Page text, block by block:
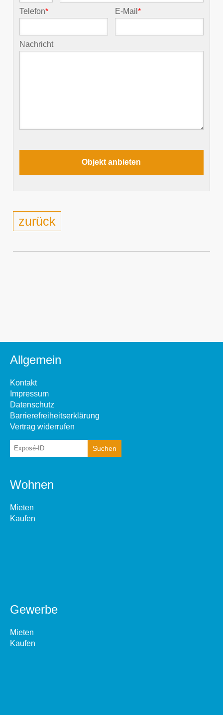
Telefon* E-Mail*
Nachricht
zurück
Allgemein
Kontakt
Impressum
Datenschutz
Barrierefreiheitserklärung
Vertrag widerrufen
Wohnen
Mieten
Kaufen
Gewerbe
Mieten
Kaufen